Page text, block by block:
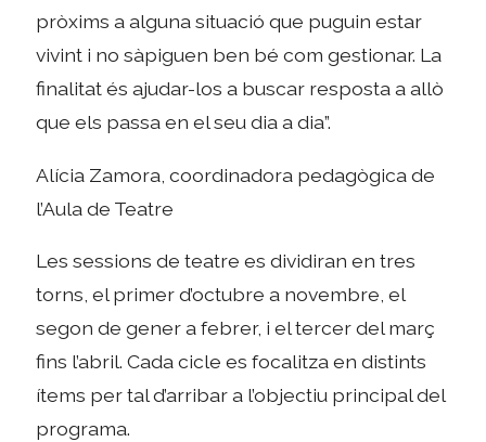
pròxims a alguna situació que puguin estar
vivint i no sàpiguen ben bé com gestionar. La
finalitat és ajudar-los a buscar resposta a allò
que els passa en el seu dia a dia”.
Alícia Zamora, coordinadora pedagògica de
l’Aula de Teatre
Les sessions de teatre es dividiran en tres
torns, el primer d’octubre a novembre, el
segon de gener a febrer, i el tercer del març
fins l’abril. Cada cicle es focalitza en distints
ítems per tal d’arribar a l’objectiu principal del
programa.